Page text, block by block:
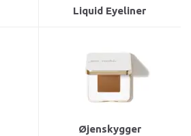
Liquid Eyeliner
Øjenskygger